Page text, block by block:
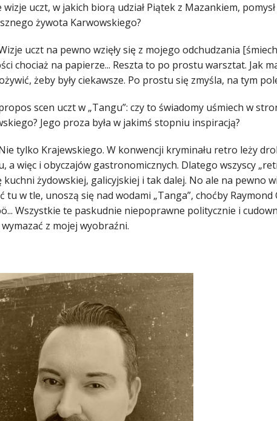
wizje uczt, w jakich biorą udział Piątek z Mazankiem,
żywota Karwowskiego?
uczt na pewno wzięły się z mojego odchudzania
chociaż na papierze... Reszta to po prostu warsztat. Jak
żeby były ciekawsze. Po prostu się zmyśla, na tym
propos scen uczt w „Tangu”: czy to świadomy uśmiech w
Jego proza była w jakimś stopniu inspiracją?
tylko Krajewskiego. W konwencji kryminału retro leży
a więc i obyczajów gastronomicznych. Dlatego wszyscy
kuchni żydowskiej, galicyjskiej i tak dalej. No ale na pewno
tu w tle, unoszą się nad wodami „Tanga”, choćby
Wszystkie te paskudnie niepoprawne politycznie i
z mojej wyobraźni.